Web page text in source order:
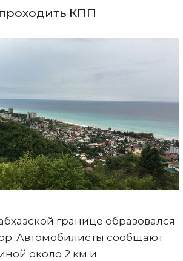
КПП
границе образовался
Автомобилисты сообщают
около 2 км и